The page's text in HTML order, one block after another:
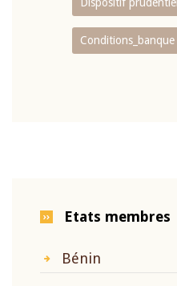
Conditions_banque
Etats membres
Bénin